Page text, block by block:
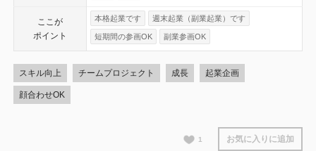
ここが
ポイント
本格起業です 週末起業（副業起業）です
短期間の参画OK 副業参画OK
スキル向上 チームプロジェクト 成長 起業企画
顔合わせOK
1 お気に入りに追加